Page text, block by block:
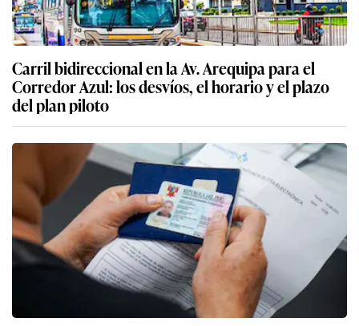
Carril bidireccional en la Av. Arequipa para el
Corredor Azul: los desvíos, el horario y el plazo
del plan piloto